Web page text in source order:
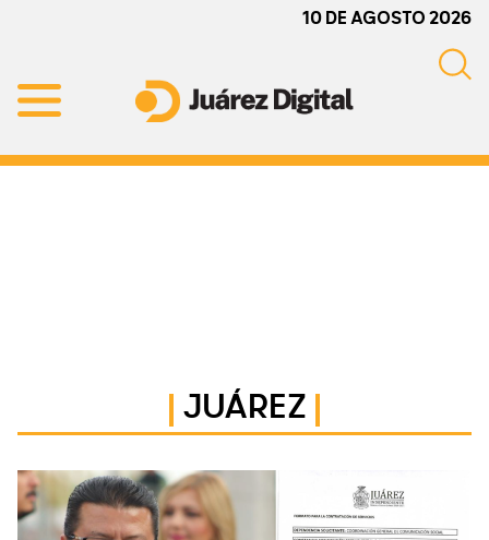
primary
navigation
main
content
primary
sidebar
10 DE AGOSTO 2026
Digital
y
JUÁREZ
Primary
Sidebar